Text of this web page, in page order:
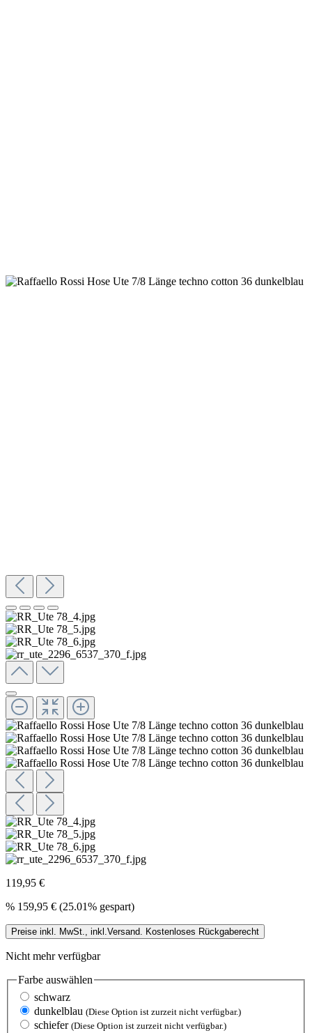
119,95 €
% 159,95 € (25.01% gespart)
Preise inkl. MwSt., inkl.Versand. Kostenloses Rückgaberecht
Nicht mehr verfügbar
Farbe auswählen
schwarz
dunkelblau (Diese Option ist zurzeit nicht verfügbar.)
schiefer (Diese Option ist zurzeit nicht verfügbar.)